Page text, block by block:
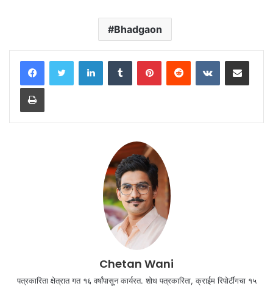
Bhadgaon
LinkedInTumblr PinterestReddit VKontakteShare via Email
Print
Chetan Wani
पत्रकारिता क्षेत्रात गत १६ वर्षांपासून कार्यरत. शोध पत्रकारिता, क्राईम रिपोर्टींगचा १५